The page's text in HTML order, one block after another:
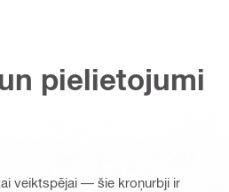
pielietojumi
veiktspējai — šie kroņurbji ir